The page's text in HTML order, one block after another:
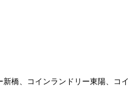
新橋、コインランドリー東陽、コイ